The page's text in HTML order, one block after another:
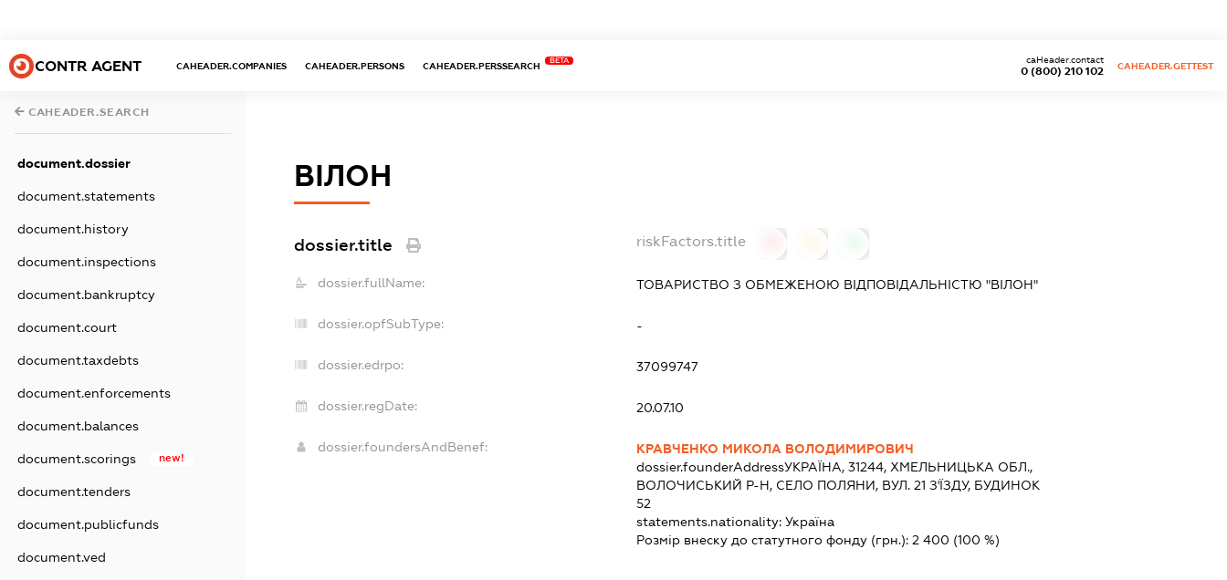
CONTR AGENT CAHEADER.COMPANIES CAHEADER.PERSONS CAHEADER.PERSSEARCH
BETA
0 (800) 210 102
caHeader.contact
CAHEADER.GETTEST
CAHEADER.SEARCH
document.dossier
document.statements
document.history
document.inspections
document.bankruptcy
document.court
document.taxdebts
document.enforcements
document.balances
document.scorings new!
document.tenders
document.publicfunds
document.ved
ВІЛОН
dossier.title riskFactors.title
dossier.fullName: ТОВАРИСТВО З ОБМЕЖЕНОЮ ВІДПОВІДАЛЬНІСТЮ "ВІЛОН"
dossier.opfSubType: -
dossier.edrpo: 37099747
dossier.regDate: 20.07.10
dossier.foundersAndBenef:
КРАВЧЕНКО МИКОЛА ВОЛОДИМИРОВИЧ
dossier.founderAddressУКРАЇНА, 31244, ХМЕЛЬНИЦЬКА ОБЛ.,
ВОЛОЧИСЬКИЙ Р-Н, СЕЛО ПОЛЯНИ, ВУЛ. 21 З'ЇЗДУ, БУДИНОК
52
statements.nationality:Україна
Розмір внеску до статутного фонду (грн.):2 400 (100 %)